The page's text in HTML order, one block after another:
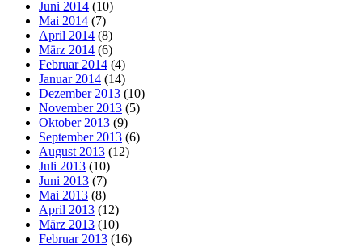
Juni 2014 (10)
Mai 2014 (7)
April 2014 (8)
März 2014 (6)
Februar 2014 (4)
Januar 2014 (14)
Dezember 2013 (10)
November 2013 (5)
Oktober 2013 (9)
September 2013 (6)
August 2013 (12)
Juli 2013 (10)
Juni 2013 (7)
Mai 2013 (8)
April 2013 (12)
März 2013 (10)
Februar 2013 (16)